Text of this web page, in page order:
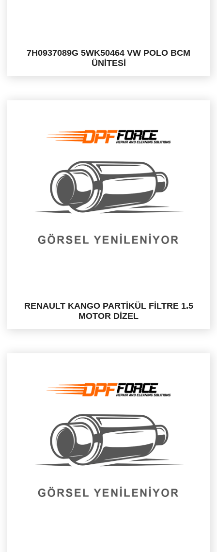
7H0937089G 5WK50464 VW POLO BCM
ÜNİTESİ
RENAULT KANGO PARTİKÜL FİLTRE 1.5
MOTOR DİZEL